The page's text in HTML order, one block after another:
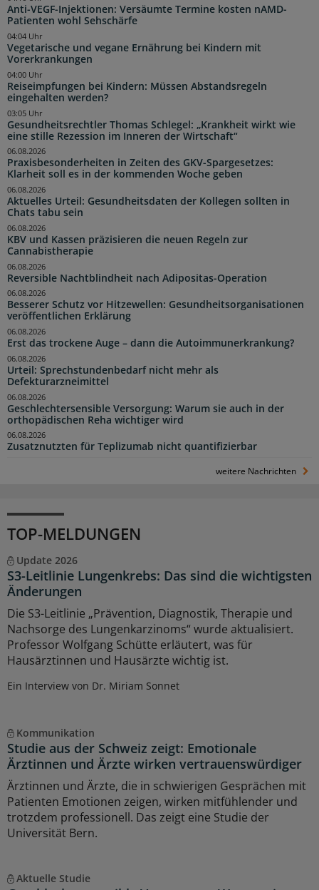
Anti-VEGF-Injektionen: Versäumte Termine kosten nAMD-
Patienten wohl Sehschärfe
Vegetarische und vegane Ernährung bei Kindern mit
Vorerkrankungen
04:04 Uhr
Reiseimpfungen bei Kindern: Müssen Abstandsregeln
eingehalten werden?
04:00 Uhr
Gesundheitsrechtler Thomas Schlegel: „Krankheit wirkt wie
eine stille Rezession im Inneren der Wirtschaft“
03:05 Uhr
Praxisbesonderheiten in Zeiten des GKV-Spargesetzes:
Klarheit soll es in der kommenden Woche geben
06.08.2026
Aktuelles Urteil: Gesundheitsdaten der Kollegen sollten in
Chats tabu sein
06.08.2026
KBV und Kassen präzisieren die neuen Regeln zur
Cannabistherapie
06.08.2026
Reversible Nachtblindheit nach Adipositas-Operation
06.08.2026
Besserer Schutz vor Hitzewellen: Gesundheitsorganisationen
veröffentlichen Erklärung
06.08.2026
Erst das trockene Auge – dann die Autoimmunerkrankung?
06.08.2026
Urteil: Sprechstundenbedarf nicht mehr als
Defekturarzneimittel
06.08.2026
Geschlechtersensible Versorgung: Warum sie auch in der
orthopädischen Reha wichtiger wird
06.08.2026
Zusatznutzten für Teplizumab nicht quantifizierbar
06.08.2026
weitere Nachrichten
TOP-MELDUNGEN
Update 2026
S3-Leitlinie Lungenkrebs: Das sind die wichtigsten
Änderungen
Die S3-Leitlinie „Prävention, Diagnostik, Therapie und
Nachsorge des Lungenkarzinoms“ wurde aktualisiert.
Professor Wolfgang Schütte erläutert, was für
Hausärztinnen und Hausärzte wichtig ist.
Ein Interview von Dr. Miriam Sonnet
Kommunikation
Studie aus der Schweiz zeigt: Emotionale
Ärztinnen und Ärzte wirken vertrauenswürdiger
Ärztinnen und Ärzte, die in schwierigen Gesprächen mit
Patienten Emotionen zeigen, wirken mitfühlender und
trotzdem professionell. Das zeigt eine Studie der
Universität Bern.
Aktuelle Studie